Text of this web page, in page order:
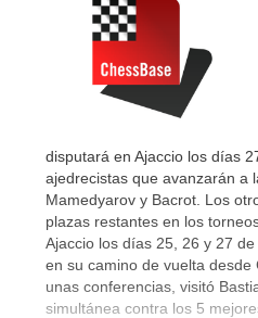
disputará en Ajaccio los días
ajedrecistas que avanzarán a
Mamedyarov y Bacrot. Los
plazas restantes en los
Ajaccio los días 25, 26 y 27
en su camino de vuelta
unas conferencias, visitó
simultánea contra los 5